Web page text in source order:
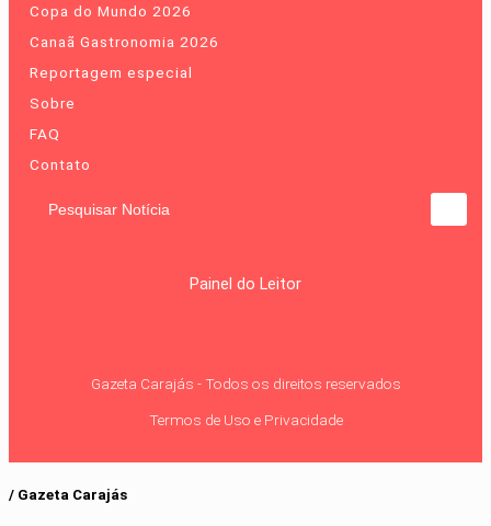
Copa do Mundo 2026
Canaã Gastronomia 2026
Reportagem especial
Sobre
FAQ
Contato
Pesquisar Notícia
Painel do Leitor
Gazeta Carajás - Todos os direitos reservados
Termos de Uso e Privacidade
/ Gazeta Carajás